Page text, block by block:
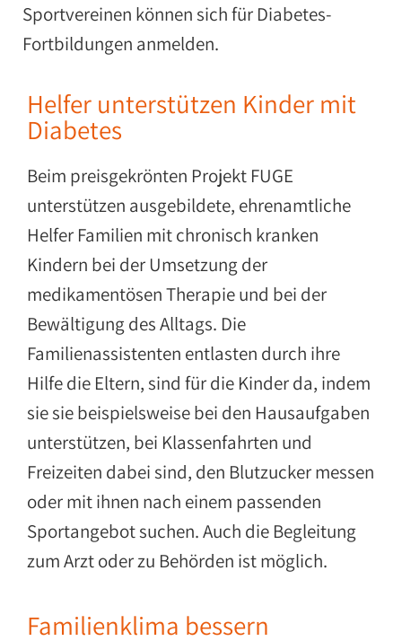
Sportvereinen können sich für Diabetes-
Fortbildungen anmelden.
Helfer unterstützen Kinder mit
Diabetes
Beim preisgekrönten Projekt FUGE
unterstützen ausgebildete, ehrenamtliche
Helfer Familien mit chronisch kranken
Kindern bei der Umsetzung der
medikamentösen Therapie und bei der
Bewältigung des Alltags. Die
Familienassistenten entlasten durch ihre
Hilfe die Eltern, sind für die Kinder da, indem
sie sie beispielsweise bei den Hausaufgaben
unterstützen, bei Klassenfahrten und
Freizeiten dabei sind, den Blutzucker messen
oder mit ihnen nach einem passenden
Sportangebot suchen. Auch die Begleitung
zum Arzt oder zu Behörden ist möglich.
Familienklima bessern